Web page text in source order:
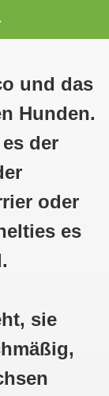
FCI
und das
Hunden.
der
oder
es
sie